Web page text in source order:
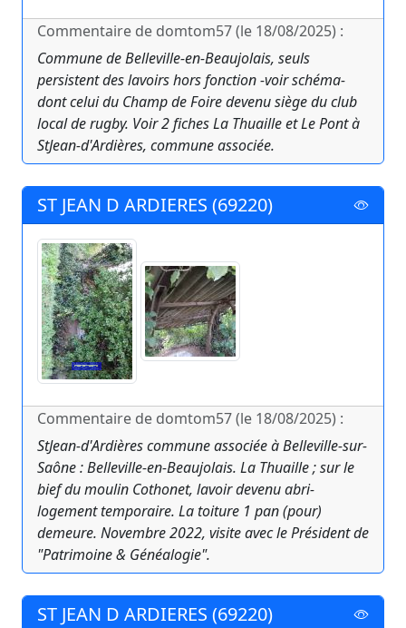
Commentaire de domtom57 (le 18/08/2025) :
Commune de Belleville-en-Beaujolais, seuls
persistent des lavoirs hors fonction -voir schéma-
dont celui du Champ de Foire devenu siège du club
local de rugby. Voir 2 fiches La Thuaille et Le Pont à
StJean-d'Ardières, commune associée.
ST JEAN D ARDIERES (69220)
Commentaire de domtom57 (le 18/08/2025) :
StJean-d'Ardières commune associée à Belleville-sur-
Saône : Belleville-en-Beaujolais. La Thuaille ; sur le
bief du moulin Cothonet, lavoir devenu abri-
logement temporaire. La toiture 1 pan (pour)
demeure. Novembre 2022, visite avec le Président de
"Patrimoine & Généalogie".
ST JEAN D ARDIERES (69220)